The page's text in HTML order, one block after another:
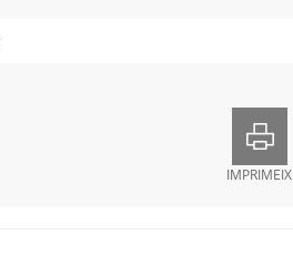
IMPRIMEIX